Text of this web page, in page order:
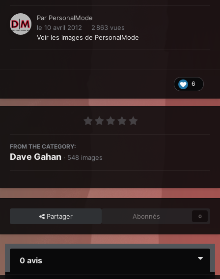
Par PersonalMode
le 10 avril 2012
2 863 vues
Voir les images de PersonalMode
6
FROM THE CATEGORY:
Dave Gahan · 548 images
Partager Abonnés 0
0 avis